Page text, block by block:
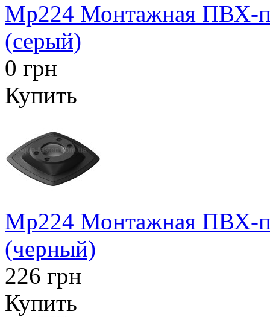
Mp224 Монтажная ПВХ-
(серый)
0 грн
Купить
Mp224 Монтажная ПВХ-
(черный)
226 грн
Купить